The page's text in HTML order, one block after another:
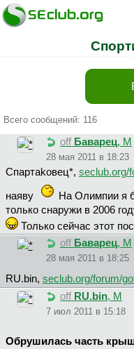
Всего сообщений: 116
off Бaвapeц, М
28 мая 2011 в 18:23
Cпapтakoвeц*, seclub.org/
наяву
На Олимпии я
только снаружи в 2006
Только сейчас этот
off Бaвapeц, М
28 мая 2011 в 18:25
RU.bin, seclub.org/forum/
off RU.bin, М
7 июл 2011 в 15:18
Обрушилась часть